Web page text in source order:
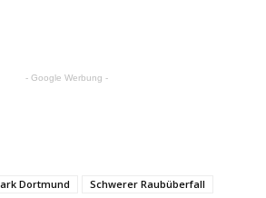
- Google Werbung -
Dortmund Schwerer Raubüberfall